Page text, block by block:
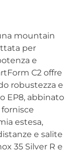
mountain
per
e
C2 offre
robustezza e
EP8, abbinato
estesa,
e salite
35 Silver R e